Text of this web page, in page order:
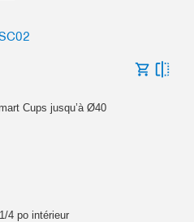
Cups jusqu’à Ø40
4 po intérieur